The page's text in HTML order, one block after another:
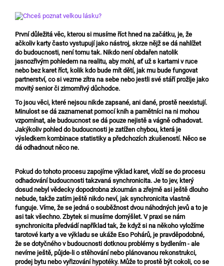
První důležitá věc, kterou si musíme říct hned na začátku, je, že
ačkoliv karty často vystupují jako nástroj, skrze nějž se dá nahlížet
do budoucnosti, není tomu tak. Nikdo není obdařen natolik
jasnozřivým pohledem na realitu, aby mohl, ať už s kartami v ruce
nebo bez karet říct, kolik kdo bude mít dětí, jak mu bude fungovat
partnerství, co si vezme zítra na sebe nebo jestli své stáří prožije jako
movitý senior či zimomřivý důchodce.
To jsou věci, které nejsou nikde zapsané, ani dané, prostě neexistují.
Minulost se dá zaznamenat pomocí knih a pamětníci na ni mohou
vzpomínat, ale budoucnost se dá pouze nejistě a vágně odhadovat.
Jakýkoliv pohled do budoucnosti je zatížen chybou, která je
výsledkem kombinace statistiky a předchozích zkušeností. Něco se
dá odhadnout něco ne.
Pokud do tohoto procesu zapojíme výklad karet, vloží se do procesu
odhadování budoucnosti takzvaná synchronicita. Je to jev, který
dosud nebyl vědecky dopodrobna zkoumán a zřejmě asi ještě dlouho
nebude, takže zatím ještě nikdo neví, jak synchronicita vlastně
funguje. Víme, že se jedná o souběžnost dvou náhodných jevů a to je
asi tak všechno. Zbytek si musíme domýšlet. V praxi se nám
synchronicita předvádí například tak, že když si na někoho vyložíme
tarotové karty a ve výkladu se ukáže Eso Pohárů, je pravděpodobné,
že se dotyčného v budoucnosti dotknou problémy s bydlením - ale
nevíme ještě, půjde-li o stěhování nebo plánovanou rekonstrukci,
prodej bytu nebo vyřizování hypotéky. Může to prostě být cokoli, co se